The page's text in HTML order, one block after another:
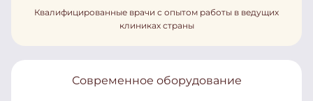
Квалифицированные врачи с опытом работы в ведущих
клиниках страны
Современное оборудование